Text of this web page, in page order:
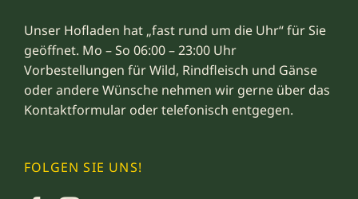
Unser Hofladen hat „fast rund um die Uhr“ für Sie
geöffnet. Mo – So 06:00 – 23:00 Uhr
Vorbestellungen für Wild, Rindfleisch und Gänse
oder andere Wünsche nehmen wir gerne über das
Kontaktformular oder telefonisch entgegen.
FOLGEN SIE UNS!